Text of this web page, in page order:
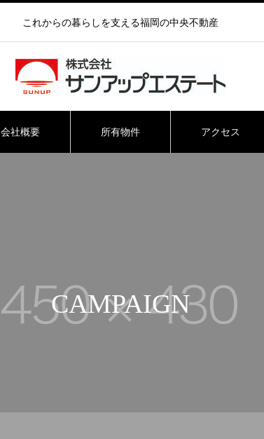
これからの暮らしを支える福岡の中央不動産
会社概要 所有物件 アクセス
CAMPAIGN